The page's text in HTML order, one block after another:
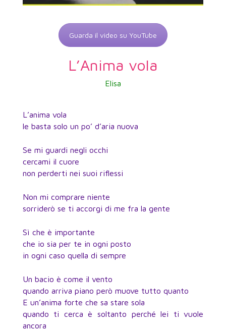
Guarda il video su YouTube
L’Anima vola
Elisa
L’anima vola
le basta solo un po’ d’aria nuova
Se mi guardi negli occhi
cercami il cuore
non perderti nei suoi riflessi
Non mi comprare niente
sorriderò se ti accorgi di me fra la gente
Sì che è importante
che io sia per te in ogni posto
in ogni caso quella di sempre
Un bacio è come il vento
quando arriva piano però muove tutto quanto
E un’anima forte che sa stare sola
quando ti cerca è soltanto perché lei ti vuole
ancora